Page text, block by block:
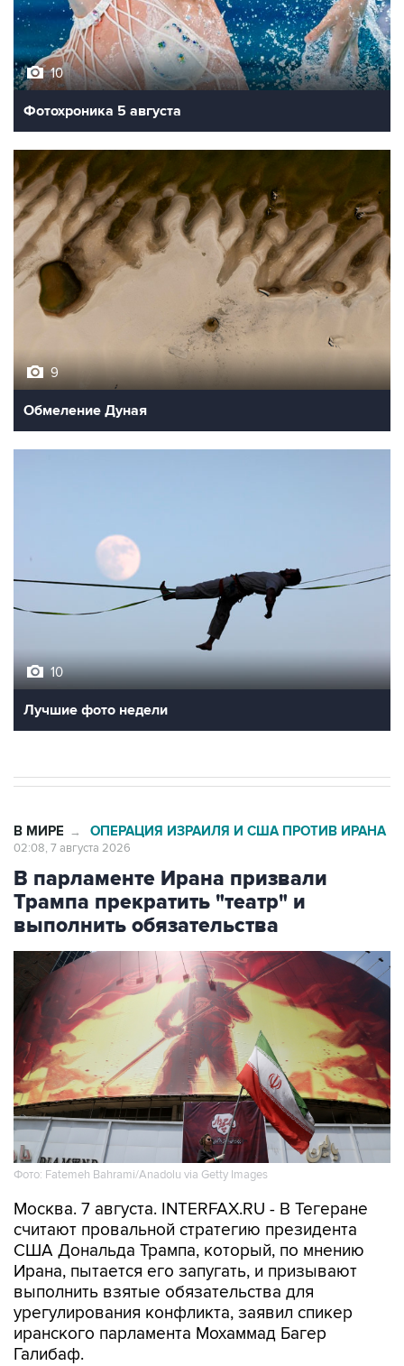
10
Фотохроника 5 августа
9
Обмеление Дуная
10
Лучшие фото недели
В МИРЕ → ОПЕРАЦИЯ ИЗРАИЛЯ И США ПРОТИВ ИРАНА
02:08, 7 августа 2026
В парламенте Ирана призвали
Трампа прекратить "театр" и
выполнить обязательства
Фото: Fatemeh Bahrami/Anadolu via Getty Images
Москва. 7 августа. INTERFAX.RU - В Тегеране
считают провальной стратегию президента
США Дональда Трампа, который, по мнению
Ирана, пытается его запугать, и призывают
выполнить взятые обязательства для
урегулирования конфликта, заявил спикер
иранского парламента Мохаммад Багер
Галибаф.